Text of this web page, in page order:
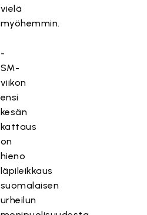
vielä
myöhemmin.
-
SM-
viikon
ensi
kesän
kattaus
on
hieno
läpileikkaus
suomalaisen
urheilun